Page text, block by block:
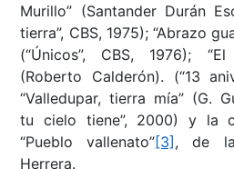
Murillo” (Santander Durán
tierra”, CBS, 1975); “Abrazo
(“Únicos”, CBS, 1976);
(Roberto Calderón). (“13
“Valledupar, tierra mía” (G.
tu cielo tiene”, 2000) y la
“Pueblo vallenato”[3] , de la
Herrera.